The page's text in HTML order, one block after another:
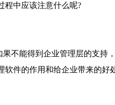
中应该注意什么呢?
能得到企业管理层的支持
件的作用和给企业带来的好